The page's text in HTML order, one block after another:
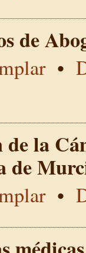
de
•
la
de
•